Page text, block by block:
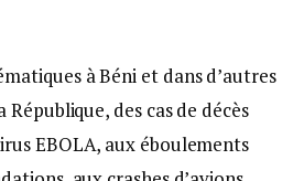
à Béni et dans d’autres
République, des cas de décès
EBOLA, aux éboulements